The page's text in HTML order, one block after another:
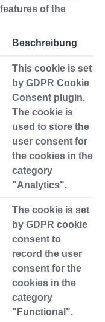
of the
Beschreibung
This cookie is set
by GDPR Cookie
Consent plugin.
The cookie is
used to store the
user consent for
the cookies in the
category
"Analytics".
The cookie is set
by GDPR cookie
consent to
record the user
consent for the
cookies in the
category
"Functional".